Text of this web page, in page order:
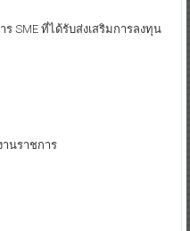
SME ที่ได้รับส่งเสริมการลงทุน
านราชการ